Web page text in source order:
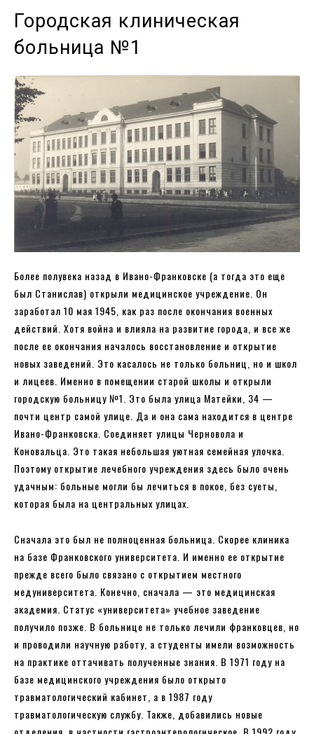
Городская клиническая
больница №1
Более полувека назад в Ивано-Франковске (а тогда это еще
был Станислав) открыли медицинское учреждение. Он
заработал 10 мая 1945, как раз после окончания военных
действий. Хотя война и влияла на развитие города, и все же
после ее окончания началось восстановление и открытие
новых заведений. Это касалось не только больниц, но и школ
и лицеев. Именно в помещении старой школы и открыли
городскую больницу №1. Это была улица Матейки, 34 —
почти центр самой улице. Да и она сама находится в центре
Ивано-Франковска. Соединяет улицы Черновола и
Коновальца. Это такая небольшая уютная семейная улочка.
Поэтому открытие лечебного учреждения здесь было очень
удачным: больные могли бы лечиться в покое, без суеты,
которая была на центральных улицах.
Сначала это был не полноценная больница. Скорее клиника
на базе Франковского университета. И именно ее открытие
прежде всего было связано с открытием местного
медуниверситета. Конечно, сначала — это медицинская
академия. Статус «университета» учебное заведение
получило позже. В больнице не только лечили франковцев, но
и проводили научную работу, а студенты имели возможность
на практике оттачивать полученные знания. В 1971 году на
базе медицинского учреждения было открыто
травматологический кабинет, а в 1987 году
травматологическую службу. Также, добавились новые